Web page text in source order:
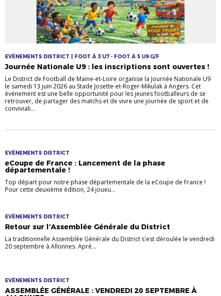
EVÉNEMENTS DISTRICT | FOOT À 3 U7 - FOOT À 5 U9 G/F
Journée Nationale U9 : les inscriptions sont ouvertes !
Le District de Football de Maine-et-Loire organise la Journée Nationale U9
le samedi 13 juin 2026 au Stade Josette-et-Roger-Mikulak à Angers. Cet
événement est une belle opportunité pour les jeunes footballeurs de se
retrouver, de partager des matchs et de vivre une journée de sport et de
conviviali...
EVÉNEMENTS DISTRICT
eCoupe de France : Lancement de la phase
départementale !
Top départ pour notre phase départementale de la eCoupe de France !
Pour cette deuxième édition, 24 joueu...
EVÉNEMENTS DISTRICT
Retour sur l’Assemblée Générale du District
La traditionnelle Assemblée Générale du District s'est déroulée le vendredi
20 septembre à Allonnes. Aprè...
EVÉNEMENTS DISTRICT
ASSEMBLÉE GÉNÉRALE : VENDREDI 20 SEPTEMBRE À